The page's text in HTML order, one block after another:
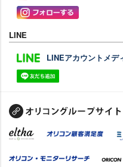
LINE
LINEアカウントメデ